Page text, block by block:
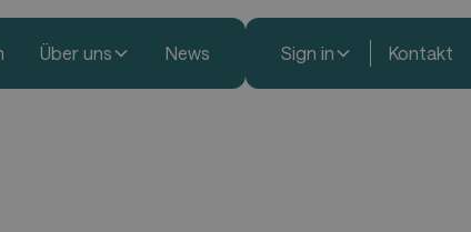
Über uns News Sign in Kontakt